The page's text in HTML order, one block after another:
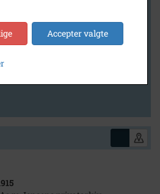
Accepter valgte